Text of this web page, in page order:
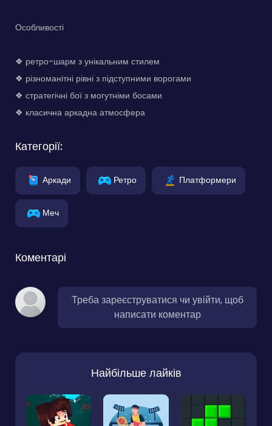
Особливості
❖ ретро-шарм з унікальним стилем
❖ різноманітні рівні з підступними ворогами
❖ стратегічні бої з могутніми босами
❖ класична аркадна атмосфера
Категорії:
Аркади Ретро Платформери
Меч
Коментарі
Треба зареєструватися чи увійти, щоб
написати коментар
Найбільше лайків